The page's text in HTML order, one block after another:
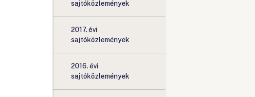
sajtóközlemények
2017. évi
sajtóközlemények
2016. évi
sajtóközlemények